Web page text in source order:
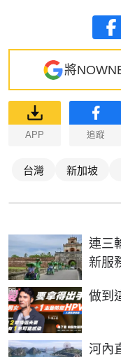
將
APP 追蹤
台灣 新加坡
連三
新服
做到
PR
河內